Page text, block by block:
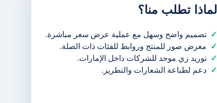
لماذا تطلب منا؟
تصميم واضح وسهل مع عملية عرض سعر مباشرة.
معرض صور للمنتج وروابط للفئات ذات الصلة.
توريد زي موحد للشركات داخل الإمارات.
دعم لطباعة الشعارات والتطريز.